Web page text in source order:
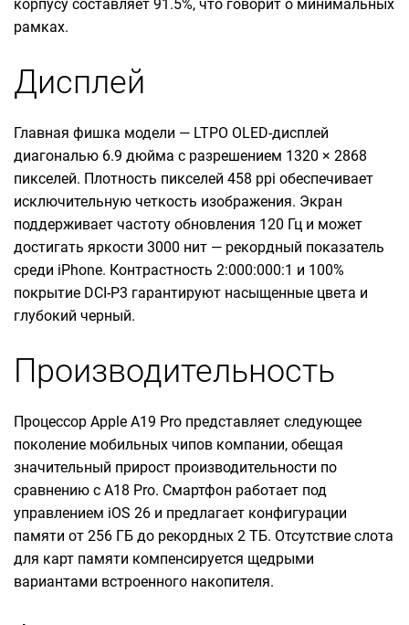
корпусу составляет 91.5%, что говорит о минимальных
рамках.
Дисплей
Главная фишка модели — LTPO OLED-дисплей
диагональю 6.9 дюйма с разрешением 1320 × 2868
пикселей. Плотность пикселей 458 ppi обеспечивает
исключительную четкость изображения. Экран
поддерживает частоту обновления 120 Гц и может
достигать яркости 3000 нит — рекордный показатель
среди iPhone. Контрастность 2:000:000:1 и 100%
покрытие DCI-P3 гарантируют насыщенные цвета и
глубокий черный.
Производительность
Процессор Apple A19 Pro представляет следующее
поколение мобильных чипов компании, обещая
значительный прирост производительности по
сравнению с A18 Pro. Смартфон работает под
управлением iOS 26 и предлагает конфигурации
памяти от 256 ГБ до рекордных 2 ТБ. Отсутствие слота
для карт памяти компенсируется щедрыми
вариантами встроенного накопителя.